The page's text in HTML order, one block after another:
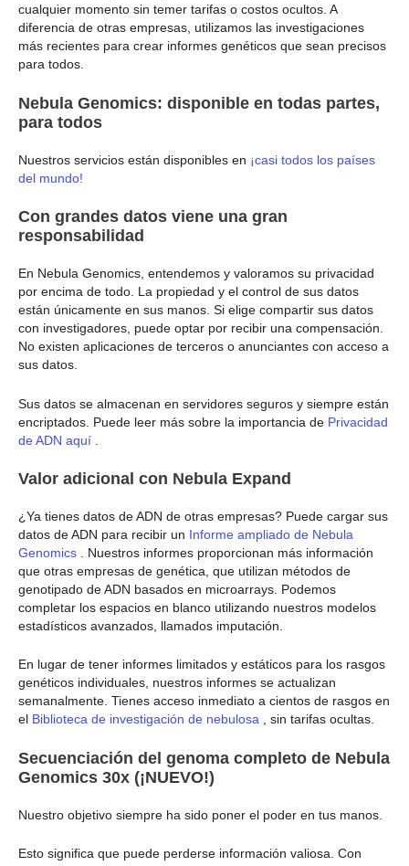
cualquier momento sin temer tarifas o costos ocultos. A
diferencia de otras empresas, utilizamos las investigaciones
más recientes para crear informes genéticos que sean precisos
para todos.
Nebula Genomics: disponible en todas partes,
para todos
Nuestros servicios están disponibles en ¡casi todos los países
del mundo!
Con grandes datos viene una gran
responsabilidad
En Nebula Genomics, entendemos y valoramos su privacidad
por encima de todo. La propiedad y el control de sus datos
están únicamente en sus manos. Si elige compartir sus datos
con investigadores, puede optar por recibir una compensación.
No existen aplicaciones de terceros o anunciantes con acceso a
sus datos.
Sus datos se almacenan en servidores seguros y siempre están
encriptados. Puede leer más sobre la importancia de Privacidad
de ADN aquí
Valor adicional con Nebula Expand
¿Ya tienes datos de ADN de otras empresas? Puede cargar sus
datos de ADN para recibir un Informe ampliado de Nebula
Genomics . Nuestros informes proporcionan más información
que otras empresas de genética, que utilizan métodos de
genotipado de ADN basados en microarrays. Podemos
completar los espacios en blanco utilizando nuestros modelos
estadísticos avanzados, llamados imputación.
En lugar de tener informes limitados y estáticos para los rasgos
genéticos individuales, nuestros informes se actualizan
semanalmente. Tienes acceso inmediato a cientos de rasgos en
el Biblioteca de investigación de nebulosa , sin tarifas ocultas.
Secuenciación del genoma completo de Nebula
Genomics 30x (¡NUEVO!)
Nuestro objetivo siempre ha sido poner el poder en tus manos.
Esto significa que puede perderse información valiosa. Con